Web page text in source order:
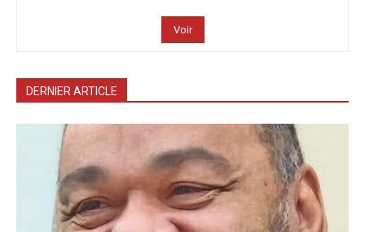
Voir
DERNIER ARTICLE